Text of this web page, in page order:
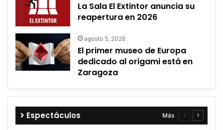
La Sala El Extintor anuncia su
reapertura en 2026
agosto 5, 2026
El primer museo de Europa
dedicado al origami está en
Zaragoza
Espectáculos Más
Página
anterior